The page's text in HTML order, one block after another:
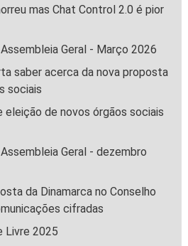
mas Chat Control 2.0 é pior
Geral - Março 2026
saber acerca da nova proposta
sociais
eleição de novos órgãos sociais
Geral - dezembro
da Dinamarca no Conselho
cifradas
Livre 2025